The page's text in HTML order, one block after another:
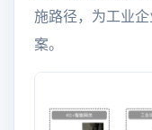
施路径，为工业
案。